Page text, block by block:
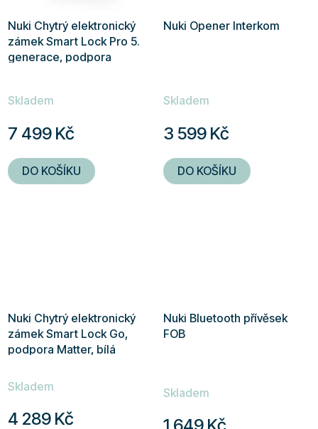
Nuki Chytrý elektronický
zámek Smart Lock Pro 5.
generace, podpora
Skladem
7 499 Kč
DO KOŠÍKU
Nuki Opener Interkom
Skladem
3 599 Kč
DO KOŠÍKU
Nuki Chytrý elektronický
zámek Smart Lock Go,
podpora Matter, bílá
hodnocení
Skladem
4 289 Kč
Nuki Bluetooth přívěsek
FOB
Skladem